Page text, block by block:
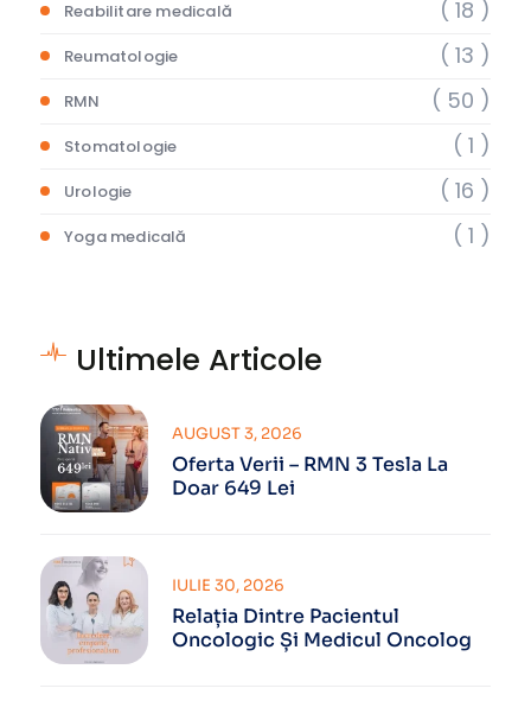
Reabilitare medicală ( 18 )
Reumatologie ( 13 )
RMN ( 50 )
Stomatologie ( 1 )
Urologie ( 16 )
Yoga medicală ( 1 )
Ultimele Articole
Oferta Verii – RMN 3 Tesla La
Doar 649 Lei
AUGUST 3, 2026
Relația Dintre Pacientul
Oncologic Și Medicul Oncolog
IULIE 30, 2026